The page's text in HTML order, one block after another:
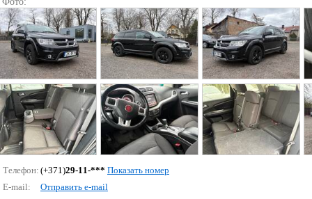
Телефон: (+371)29-11-*** Показать номер
E-mail:
Отправить e-mail